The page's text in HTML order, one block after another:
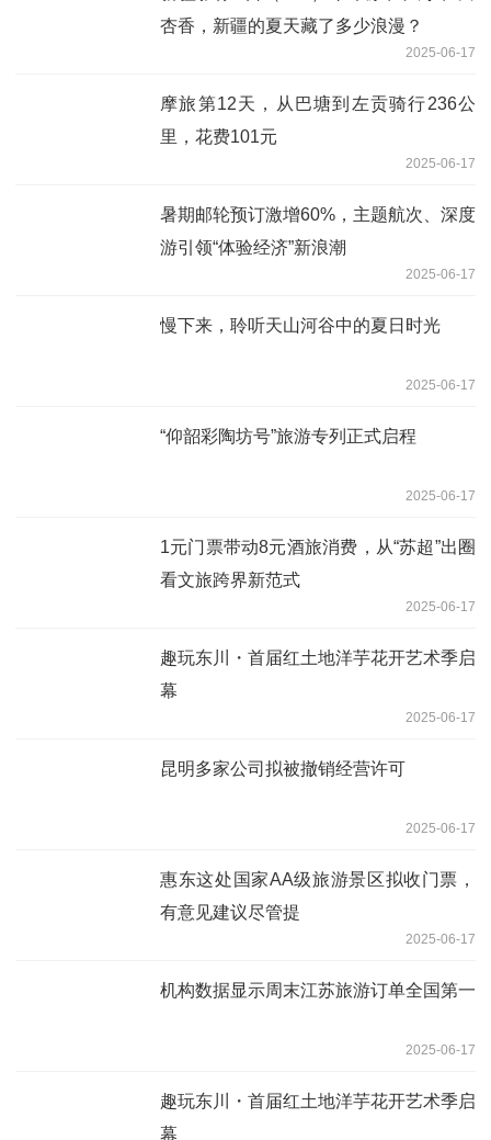
杏香，新疆的夏天藏了多少浪漫？
2025-06-17
摩旅第12天，从巴塘到左贡骑行236公
里，花费101元
2025-06-17
暑期邮轮预订激增60%，主题航次、深度
游引领“体验经济”新浪潮
2025-06-17
慢下来，聆听天山河谷中的夏日时光
2025-06-17
“仰韶彩陶坊号”旅游专列正式启程
2025-06-17
1元门票带动8元酒旅消费，从“苏超”出圈
看文旅跨界新范式
2025-06-17
趣玩东川・首届红土地洋芋花开艺术季启
幕
2025-06-17
昆明多家公司拟被撤销经营许可
2025-06-17
惠东这处国家AA级旅游景区拟收门票，
有意见建议尽管提
2025-06-17
机构数据显示周末江苏旅游订单全国第一
2025-06-17
趣玩东川・首届红土地洋芋花开艺术季启
幕